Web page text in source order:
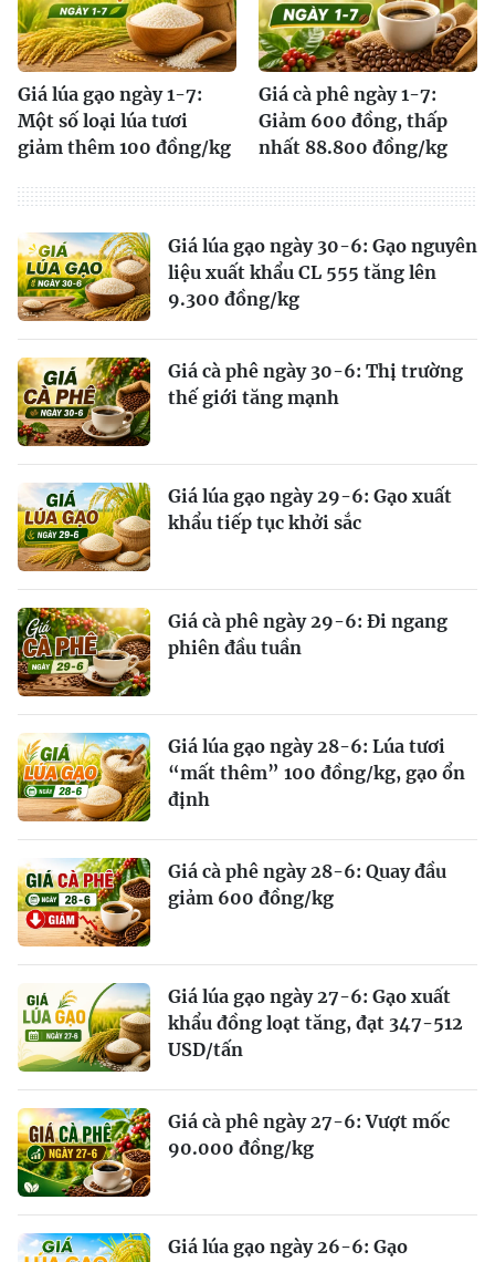
Giá lúa gạo ngày 1-7:
Một số loại lúa tươi
giảm thêm 100 đồng/kg
Giá cà phê ngày 1-7:
Giảm 600 đồng, thấp
nhất 88.800 đồng/kg
Giá lúa gạo ngày 30-6: Gạo nguyên
liệu xuất khẩu CL 555 tăng lên
9.300 đồng/kg
Giá cà phê ngày 30-6: Thị trường
thế giới tăng mạnh
Giá lúa gạo ngày 29-6: Gạo xuất
khẩu tiếp tục khởi sắc
Giá cà phê ngày 29-6: Đi ngang
phiên đầu tuần
Giá lúa gạo ngày 28-6: Lúa tươi
“mất thêm” 100 đồng/kg, gạo ổn
định
Giá cà phê ngày 28-6: Quay đầu
giảm 600 đồng/kg
Giá lúa gạo ngày 27-6: Gạo xuất
khẩu đồng loạt tăng, đạt 347-512
USD/tấn
Giá cà phê ngày 27-6: Vượt mốc
90.000 đồng/kg
Giá lúa gạo ngày 26-6: Gạo